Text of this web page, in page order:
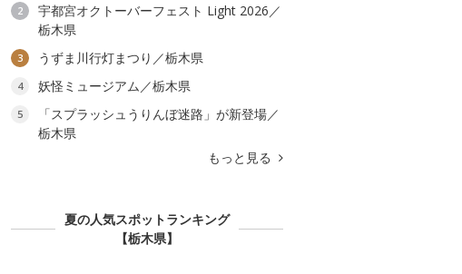
2
宇都宮オクトーバーフェスト Light 2026／
栃木県
3 うずま川行灯まつり／栃木県
4 妖怪ミュージアム／栃木県
5
「スプラッシュうりんぼ迷路」が新登場／
栃木県
もっと見る
夏の人気スポットランキング
【栃木県】